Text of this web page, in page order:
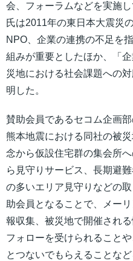
会、フォーラムなどを実施
氏は2011年の東日本大震災
NPO、企業の連携の不足を
組みが重要としたほか、「
災地における社会課題への
明した。
賛助会員であるセコム企画
熊本地震における同社の被
念から仮設住宅群の集会所
ら見守りサービス、長期避
の多いエリア見守りなどの
助会員となることで、メー
報収集、被災地で開催され
フォローを受けられること
とつないでもらえることな